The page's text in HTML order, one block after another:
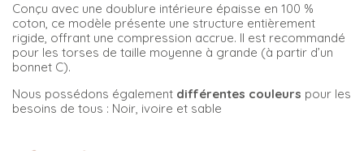
Conçu avec une doublure intérieure épaisse en 100 %
coton, ce modèle présente une structure entièrement
rigide, offrant une compression accrue. Il est recommandé
pour les torses de taille moyenne à grande (à partir d’un
bonnet C).
Nous possédons également différentes couleurs pour les
besoins de tous : Noir, ivoire et sable